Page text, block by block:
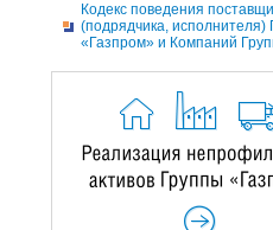
Кодекс поведения
(подрядчика,
«Газпром» и Компаний